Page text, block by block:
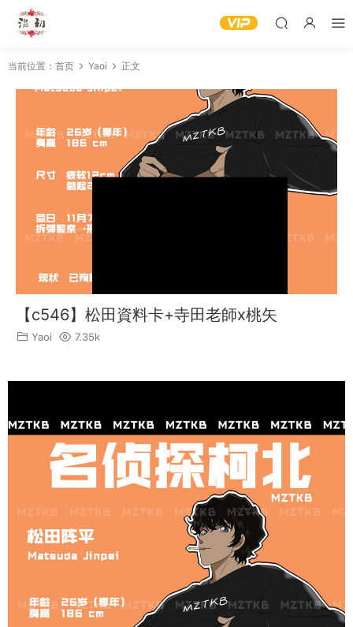
当前位置： 首页 Yaoi 正文
【c546】松田資料卡+寺田老師x桃矢
Yaoi 7.35k